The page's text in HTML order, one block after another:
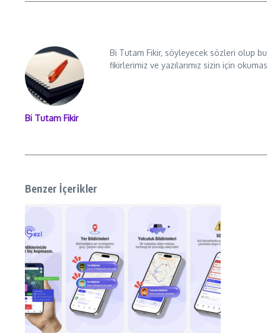
Bi Tutam Fikir
Bi Tutam Fikir, söyleyecek sözleri olup
fikirlerimiz ve yazılarımız sizin için
Benzer İçerikler